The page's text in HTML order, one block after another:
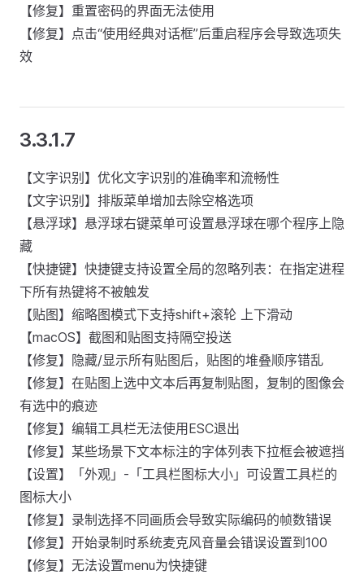
【修复】重置密码的界面无法使用
【修复】点击“使用经典对话框”后重启程序会导致选项失
效
3.3.1.7
【文字识别】优化文字识别的准确率和流畅性
【文字识别】排版菜单增加去除空格选项
【悬浮球】悬浮球右键菜单可设置悬浮球在哪个程序上隐
藏
【快捷键】快捷键支持设置全局的忽略列表：在指定进程
下所有热键将不被触发
【贴图】缩略图模式下支持shift+滚轮 上下滑动
【macOS】截图和贴图支持隔空投送
【修复】隐藏/显示所有贴图后，贴图的堆叠顺序错乱
【修复】在贴图上选中文本后再复制贴图，复制的图像会
有选中的痕迹
【修复】编辑工具栏无法使用ESC退出
【修复】某些场景下文本标注的字体列表下拉框会被遮挡
【设置】「外观」-「工具栏图标大小」可设置工具栏的
图标大小
【修复】录制选择不同画质会导致实际编码的帧数错误
【修复】开始录制时系统麦克风音量会错误设置到100
【修复】无法设置menu为快捷键